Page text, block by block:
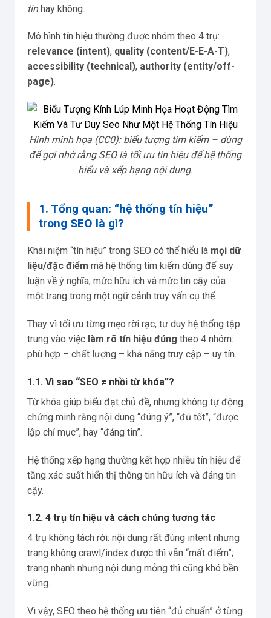
tinhay không.
Mô hình tín hiệu thường được nhóm theo 4 trụ:
relevance (intent), quality (content/E-E-A-T),
accessibility (technical), authority (entity/off-
page).
Hình minh họa (CC0): biểu tượng tìm kiếm – dùng
để gợi nhớ rằng SEO là tối ưu tín hiệu để hệ thống
hiểu và xếp hạng nội dung.
1. Tổng quan: “hệ thống tín hiệu”
trong SEO là gì?
Khái niệm “tín hiệu” trong SEO có thể hiểu là mọi dữ
liệu/đặc điểm mà hệ thống tìm kiếm dùng để suy
luận về ý nghĩa, mức hữu ích và mức tin cậy của
một trang trong một ngữ cảnh truy vấn cụ thể.
Thay vì tối ưu từng mẹo rời rạc, tư duy hệ thống tập
trung vào việc làm rõ tín hiệu đúng theo 4 nhóm:
phù hợp – chất lượng – khả năng truy cập – uy tín.
1.1. Vì sao “SEO ≠ nhồi từ khóa”?
Từ khóa giúp biểu đạt chủ đề, nhưng không tự động
chứng minh rằng nội dung “đúng ý”, “đủ tốt”, “được
lập chỉ mục”, hay “đáng tin”.
Hệ thống xếp hạng thường kết hợp nhiều tín hiệu để
tăng xác suất hiển thị thông tin hữu ích và đáng tin
cậy.
1.2. 4 trụ tín hiệu và cách chúng tương tác
4 trụ không tách rời: nội dung rất đúng intent nhưng
trang không crawl/index được thì vẫn “mất điểm”;
trang nhanh nhưng nội dung mỏng thì cũng khó bền
vững.
Vì vậy, SEO theo hệ thống ưu tiên “đủ chuẩn” ở từng